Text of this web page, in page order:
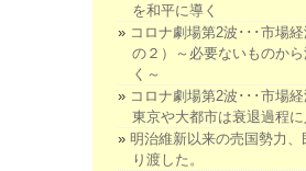
を和平に導く
コロナ劇場第2波･･･市場
の２）～必要ないものか
く～
コロナ劇場第2波･･･市場
東京や大都市は衰退過程に
明治維新以来の売国勢力、
り渡した。